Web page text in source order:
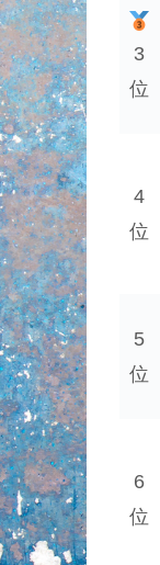
3
位
4
位
5
位
6
位